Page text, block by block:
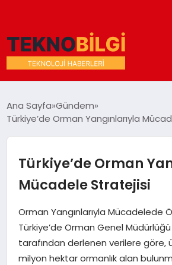
DÜNYA
EĞITIM
EKONOMI
MAGAZIN
SAĞLIK
Ana Sayfa Gündem
Türkiye’de Orman Yangınlarıyla
Türkiye’de Orman
Mücadele Stratejisi
Orman Yangınlarıyla Mücadelede
Türkiye’de Orman Genel
tarafından derlenen verilere göre,
milyon hektar ormanlık alan